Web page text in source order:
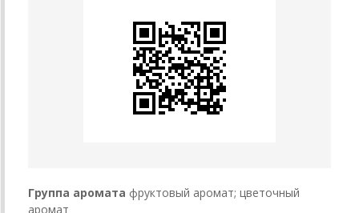
Группа аромата фруктовый аромат; цветочный
аромат